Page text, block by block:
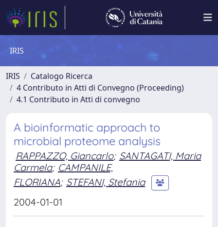
IRIS
IRIS
Catalogo Ricerca
4 Contributo in Atti di Convegno (Proceeding)
4.1 Contributo in Atti di convegno
A bioinformatic approach to
microbial proteome analysis
RAPPAZZO, Giancarlo; SANTAGATI, Maria
Carmela; CAMPANILE,
FLORIANA; STEFANI, Stefania
2004-01-01